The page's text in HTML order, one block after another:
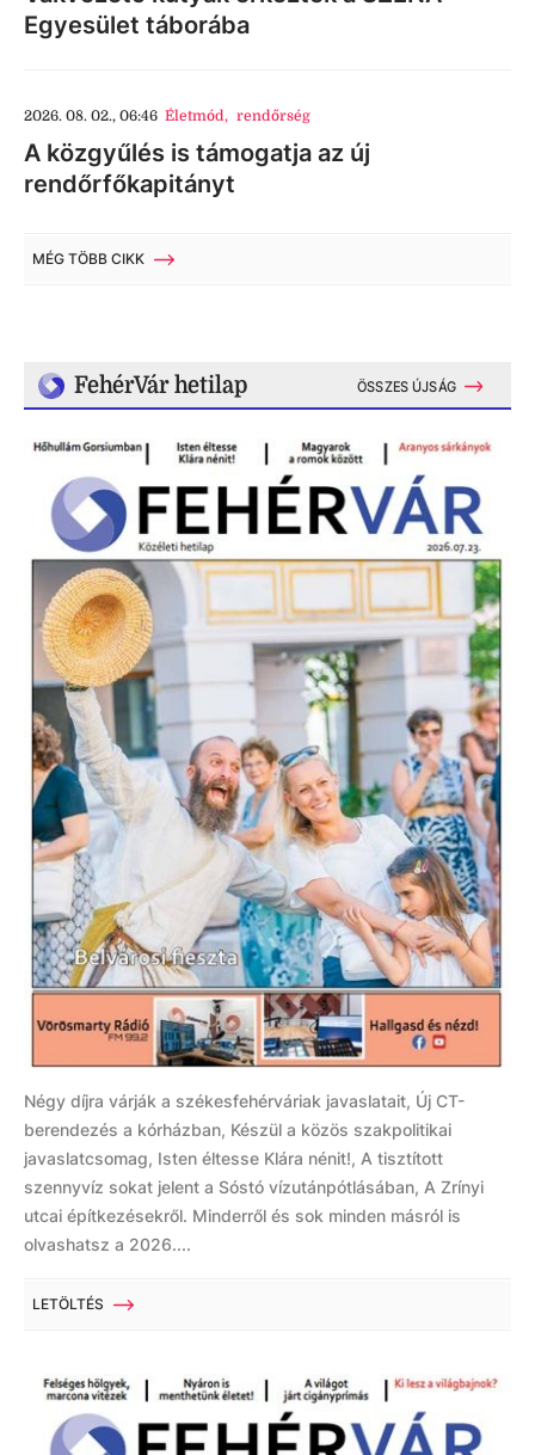
Egyesület táborába
2026. 08. 02., 06:46 Életmód, rendőrség
A közgyűlés is támogatja az új
rendőrfőkapitányt
MÉG TÖBB CIKK
FehérVár hetilap ÖSSZES ÚJSÁG
Négy díjra várják a székesfehérváriak javaslatait, Új CT-
berendezés a kórházban, Készül a közös szakpolitikai
javaslatcsomag, Isten éltesse Klára nénit!, A tisztított
szennyvíz sokat jelent a Sóstó vízutánpótlásában, A Zrínyi
utcai építkezésekről. Minderről és sok minden másról is
olvashatsz a 2026....
LETÖLTÉS